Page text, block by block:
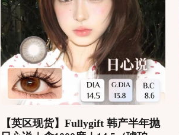
【英区现货】Fullygift 韩产半年抛